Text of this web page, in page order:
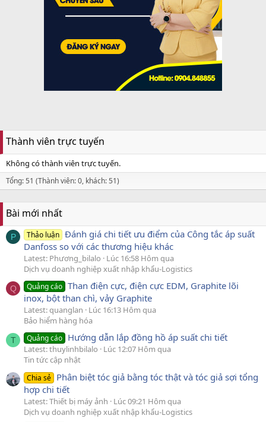
Thành viên trực tuyến
Không có thành viên trực tuyến.
Tổng: 51 (Thành viên: 0, khách: 51)
Bài mới nhất
P Thảo luận Đánh giá chi tiết ưu điểm của Công tắc áp suất
Danfoss so với các thương hiệu khác
Latest: Phương_bilalo
Lúc 16:58 Hôm qua
Dịch vụ doanh nghiệp xuất nhập khẩu-Logistics
Q Quảng cáo Than điện cực, điện cực EDM, Graphite lõi
inox, bột than chì, vảy Graphite
Latest: quanglan
Lúc 16:13 Hôm qua
Bảo hiểm hàng hóa
T Quảng cáo Hướng dẫn lắp đồng hồ áp suất chi tiết
Latest: thuylinhbilalo
Lúc 12:07 Hôm qua
Tin tức cập nhật
Chia sẻ Phân biệt tóc giả bằng tóc thật và tóc giả sợi tổng
hợp chi tiết
Latest: Thiết bị máy ảnh
Lúc 09:21 Hôm qua
Dịch vụ doanh nghiệp xuất nhập khẩu-Logistics